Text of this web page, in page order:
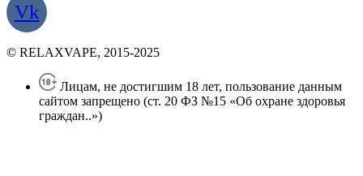
Vk
© RELAXVAPE, 2015-2025
Лицам, не достигшим 18 лет, пользование данным
сайтом запрещено (ст. 20 ФЗ №15 «Об охране здоровья
граждан..»)